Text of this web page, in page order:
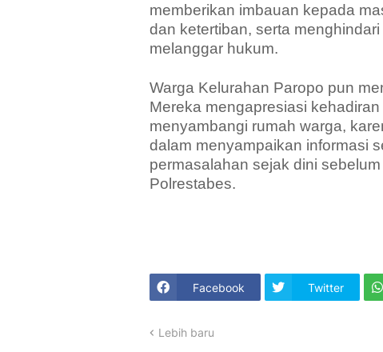
memberikan imbauan kepada
dan ketertiban, serta
melanggar hukum.
Warga Kelurahan Paropo pun
Mereka mengapresiasi
menyambangi rumah warga,
dalam menyampaikan informasi
permasalahan sejak dini
Polrestabes.
Facebook Twitter
Lebih baru